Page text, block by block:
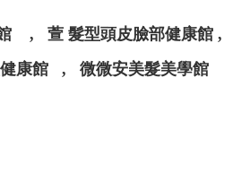
館 , 萱 髮型頭皮臉部健康館 ,
健康館 , 微微安美髮美學館